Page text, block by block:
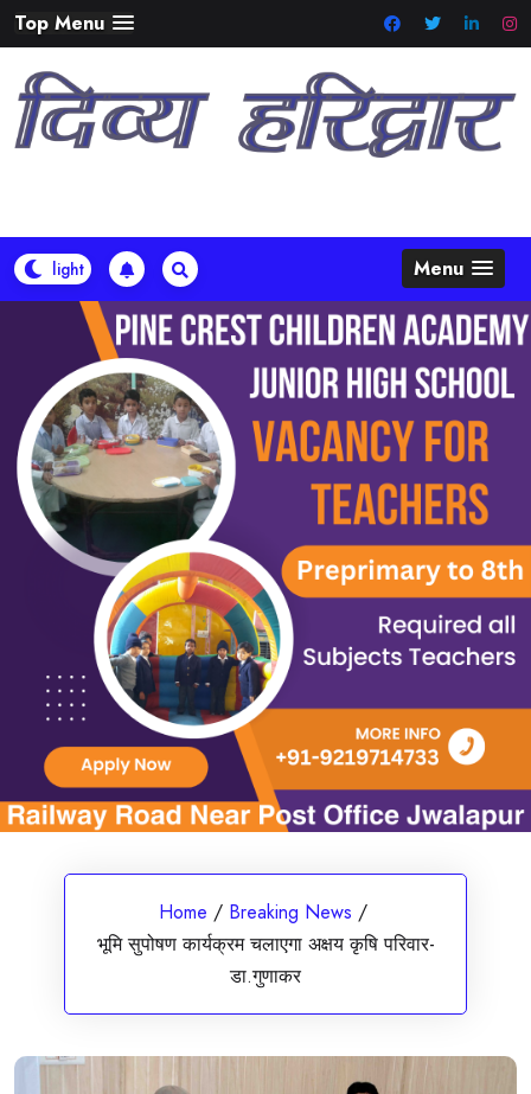
Skip
to
content
Top Menu
Menu
Home / Breaking News /
भूमि सुपोषण कार्यक्रम चलाएगा अक्षय कृषि परिवार-
डा.गुणाकर